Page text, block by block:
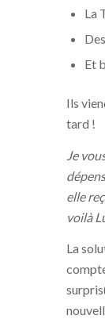
La
Et
Ils
tard !
Je
elle
voilà
La